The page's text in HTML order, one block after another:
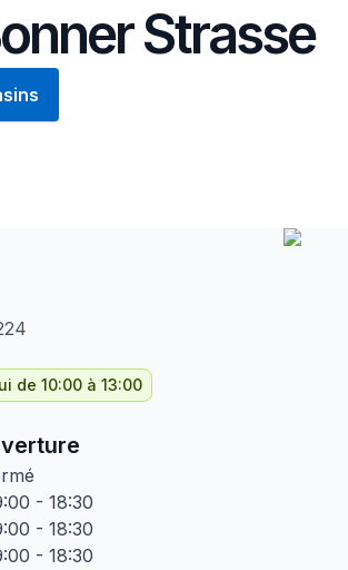
Strasse
de 10:00 à 13:00
- 18:30
- 18:30
- 18:30